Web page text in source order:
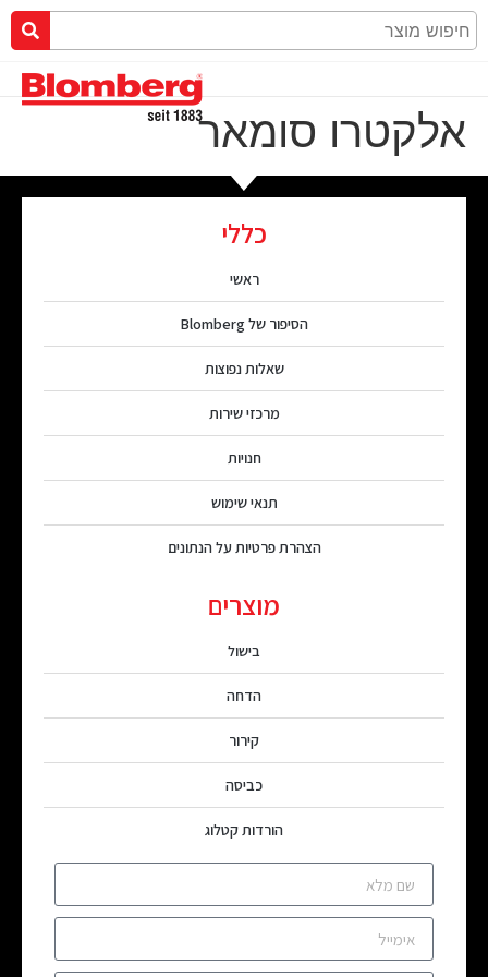
אלקטרו סומאר
כללי
ראשי
הסיפור של Blomberg
שאלות נפוצות
מרכזי שירות
חנויות
תנאי שימוש
הצהרת פרטיות על הנתונים
מוצרים
בישול
הדחה
קירור
כביסה
הורדות קטלוג